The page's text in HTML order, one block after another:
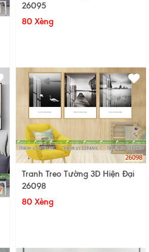
26095
80 Xèng
Tranh Treo Tường 3D Hiện Đại
26098
80 Xèng